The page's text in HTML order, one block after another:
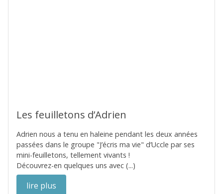
Les feuilletons d’Adrien
Adrien nous a tenu en haleine pendant les deux années
passées dans le groupe "J’écris ma vie" d’Uccle par ses
mini-feuilletons, tellement vivants !
Découvrez-en quelques uns avec (...)
lire plus